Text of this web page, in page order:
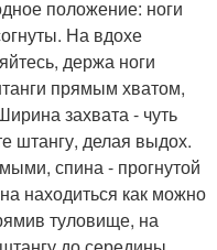
положение: ноги
На вдохе
держа ноги
прямым хватом,
захвата - чуть
штангу, делая выдох.
спина - прогнутой
находиться как можно
туловище, на